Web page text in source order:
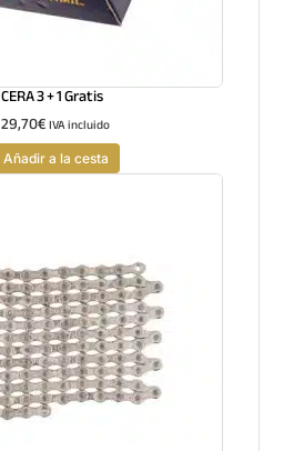
CERA 3 + 1 Gratis
29,70€IVA incluido
Añadir a la cesta